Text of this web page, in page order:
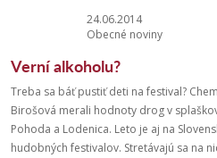
24.06.2014
Obecné noviny
Verní alkoholu?
Treba sa báť pustiť deti na festival?
Birošová merali hodnoty drog v
Pohoda a Lodenica. Leto je aj na
hudobných festivalov. Stretávajú sa na